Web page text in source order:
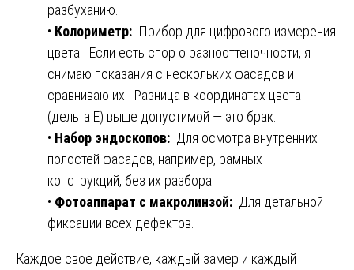
разбуханию.
• Колориметр: Прибор для цифрового измерения
цвета. Если есть спор о разнооттеночности, я
снимаю показания с нескольких фасадов и
сравниваю их. Разница в координатах цвета
(дельта E) выше допустимой — это брак.
• Набор эндоскопов: Для осмотра внутренних
полостей фасадов, например, рамных
конструкций, без их разбора.
• Фотоаппарат с макролинзой: Для детальной
фиксации всех дефектов.
Каждое свое действие, каждый замер и каждый